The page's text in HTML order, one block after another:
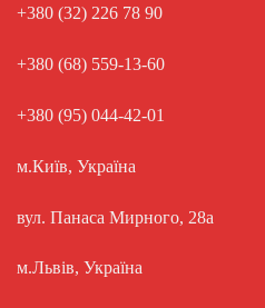
+380 (32) 226 78 90
+380 (68) 559-13-60
+380 (95) 044-42-01
м.Київ, Україна
вул. Панаса Мирного, 28а
м.Львів, Україна